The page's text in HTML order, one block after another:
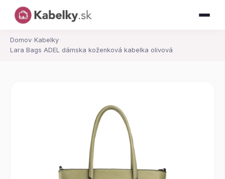
Domov› Kabelky›
Lara Bags ADEL dámska koženková kabelka olivová